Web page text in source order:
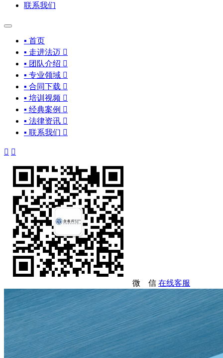
联系我们
▪ 首页
▪ 走进法迈 
▪ 团队介绍 
▪ 专业领域 
▪ 合同下载 
▪ 培训视频 
▪ 经典案例 
▪ 法律资讯 
▪ 联系我们 
 
微 信 在线客服